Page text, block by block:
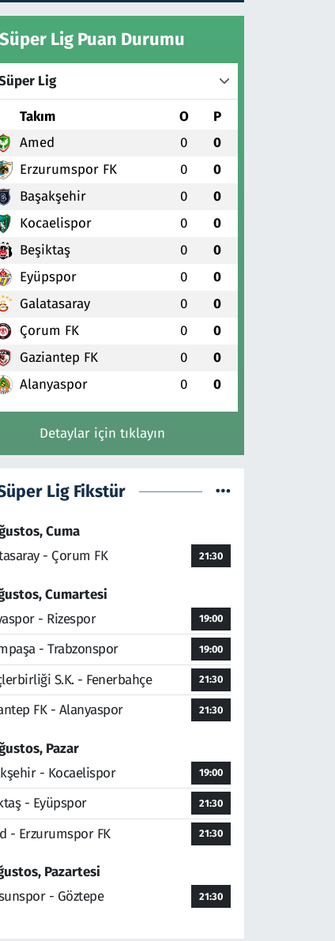
Süper Lig Puan Durumu
Lig
Takım O P
Amed 0 0
Erzurumspor FK 0 0
Başakşehir 0 0
Kocaelispor 0 0
Beşiktaş 0 0
Eyüpspor 0 0
Galatasaray 0 0
Çorum FK 0 0
Gaziantep FK 0 0
Alanyaspor 0 0
Detaylar için tıklayın
Lig Fikstür
Cuma
- Çorum FK
21:30
Cumartesi
- Rizespor
19:00
- Trabzonspor 19:00
S.K. - Fenerbahçe 21:30
FK - Alanyaspor 21:30
Pazar
- Kocaelispor
19:00
- Eyüpspor 21:30
- Erzurumspor FK 21:30
Pazartesi
- Göztepe
21:30